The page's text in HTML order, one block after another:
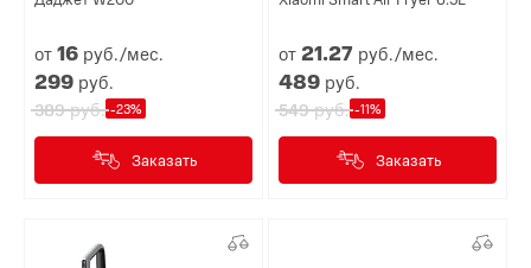
от16 руб./мес.
299 руб.
389руб. -23%
Заказать
от21.27 руб./мес.
489 руб.
549руб. -11%
Заказать